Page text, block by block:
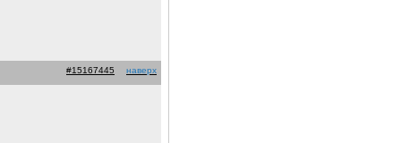
#15167445 наверх